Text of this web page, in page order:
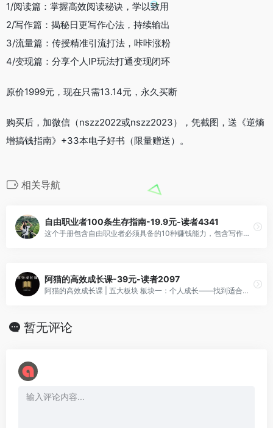
1/阅读篇：掌握高效阅读秘诀，学以致用
2/写作篇：揭秘日更写作心法，持续输出
3/流量篇：传授精准引流打法，咔咔涨粉
4/变现篇：分享个人IP玩法打通变现闭环
原价1999元，现在只需13.14元，永久买断
购买后，加微信（nszz2022或nszz2023），凭截图，送《逆熵
增搞钱指南》+33本电子好书（限量赠送）。
相关导航
自由职业者100条生存指南-19.9元-读者4341
这个手册包含自由职业者必须具备的10种赚钱能力，包含写作、阅读、时间管理、知识管理、制作课程、高效沟通、快速成交、朋友圈营销、执行力提升、目标管理等等。
阿猫的高效成长课-39元-读者2097
阿猫的高效成长课 | 五大板块 板块一：个人成长——找到适合自己成长的方法 板块二：读书写作——掌握高效成长的底层能力 板块三：财富思维——变成有钱人之前，先看这些 板块四：原生家庭——关于改变，我们一直有选择 板块五：亲密关系——好的关系促进人生发展
暂无评论